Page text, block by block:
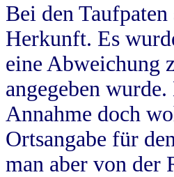
Bei den
Herkunft. Es
eine Abweichung
angegeben
Annahme doch
Ortsangabe für
man aber von der